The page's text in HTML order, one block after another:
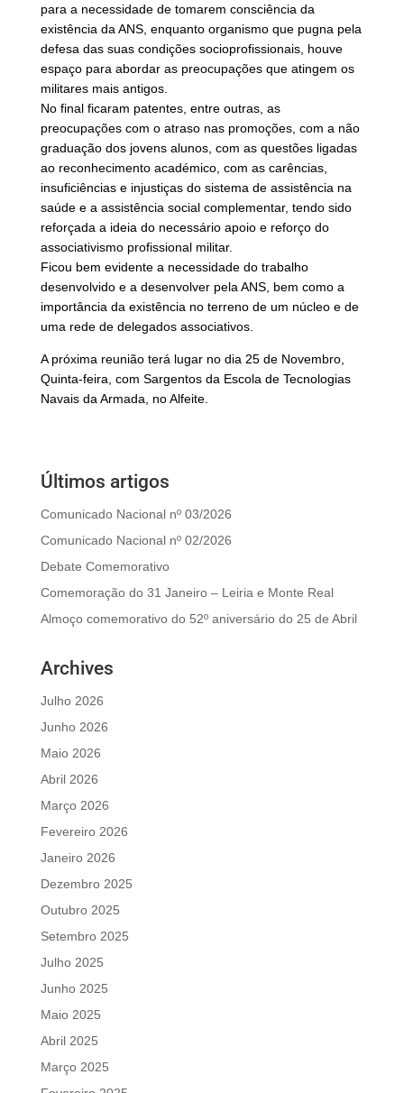
para a necessidade de tomarem consciência da
existência da ANS, enquanto organismo que pugna pela
defesa das suas condições socioprofissionais, houve
espaço para abordar as preocupações que atingem os
militares mais antigos.
No final ficaram patentes, entre outras, as
preocupações com o atraso nas promoções, com a não
graduação dos jovens alunos, com as questões ligadas
ao reconhecimento académico, com as carências,
insuficiências e injustiças do sistema de assistência na
saúde e a assistência social complementar, tendo sido
reforçada a ideia do necessário apoio e reforço do
associativismo profissional militar.
Ficou bem evidente a necessidade do trabalho
desenvolvido e a desenvolver pela ANS, bem como a
importância da existência no terreno de um núcleo e de
uma rede de delegados associativos.
A próxima reunião terá lugar no dia 25 de Novembro,
Quinta-feira, com Sargentos da Escola de Tecnologias
Navais da Armada, no Alfeite.
Últimos artigos
Comunicado Nacional nº 03/2026
Comunicado Nacional nº 02/2026
Debate Comemorativo
Comemoração do 31 Janeiro – Leiria e Monte Real
Almoço comemorativo do 52º aniversário do 25 de Abril
Archives
Julho 2026
Junho 2026
Maio 2026
Abril 2026
Março 2026
Fevereiro 2026
Janeiro 2026
Dezembro 2025
Outubro 2025
Setembro 2025
Julho 2025
Junho 2025
Maio 2025
Abril 2025
Março 2025